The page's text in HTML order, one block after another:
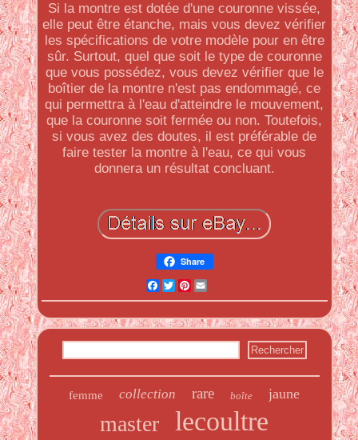
Si la montre est dotée d'une couronne vissée,
elle peut être étanche, mais vous devez vérifier
les spécifications de votre modèle pour en être
sûr. Surtout, quel que soit le type de couronne
que vous possédez, vous devez vérifier que le
boîtier de la montre n'est pas endommagé, ce
qui permettra à l'eau d'atteindre le mouvement,
que la couronne soit fermée ou non. Toutefois,
si vous avez des doutes, il est préférable de
faire tester la montre à l'eau, ce qui vous
donnera un résultat concluant.
Share
Facebook
Twitter
Pinterest
Email
femme collection rare boîte jaune
master lecoultre